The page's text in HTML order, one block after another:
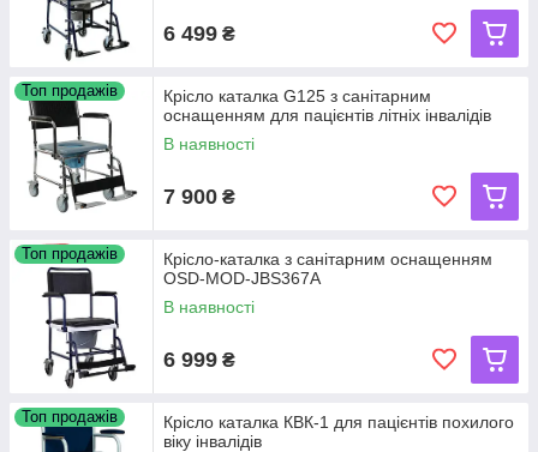
6 499 ₴
Топ продажів
Крісло каталка G125 з санітарним
оснащенням для пацієнтів літніх інвалідів
В наявності
7 900 ₴
Топ продажів
Крісло-каталка з санітарним оснащенням
OSD-MOD-JBS367A
В наявності
6 999 ₴
Топ продажів
Крісло каталка КВК-1 для пацієнтів похилого
віку інвалідів